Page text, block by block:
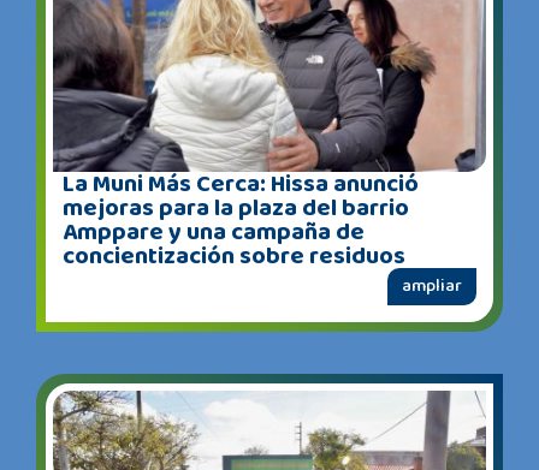
La Muni Más Cerca: Hissa anunció
mejoras para la plaza del barrio
Amppare y una campaña de
concientización sobre residuos
ampliar